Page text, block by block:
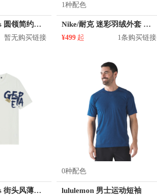
KM/kilometers 圆领简约短袖T恤 M2X2108073
暂无购买链接
1种配色
Nike/耐克 迷彩羽绒外套 男女同款 863790
¥499 起 1条购买链接
KM/kilometers 街头风薄款印花短袖T恤 男女同款 M2X2108248
0种配色
lululemon 男士运动短袖